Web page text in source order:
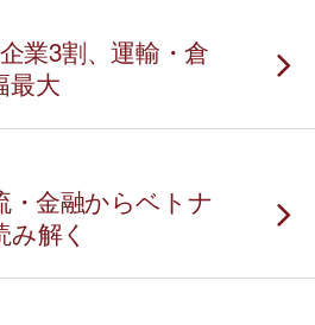
業3割、運輸・倉
最大
・金融からベトナ
解く